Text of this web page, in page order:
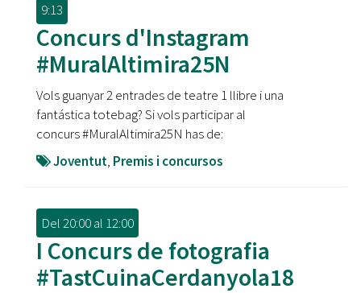
9:13
Concurs d'Instagram
#MuralAltimira25N
Vols guanyar 2 entrades de teatre 1 llibre i una
fantástica totebag? Si vols participar al
concurs #MuralAltimira25N has de:
Joventut, Premis i concursos
Del20:00al 12:00
I Concurs de fotografia
#TastCuinaCerdanyola18